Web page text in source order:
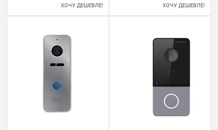
ХОЧУ ДЕШЕВЛЕ! ХОЧУ ДЕШЕВЛЕ!